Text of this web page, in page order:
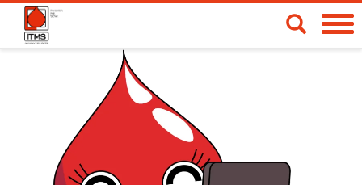
Blut- & Plasmaspende
Medizinische Produkte
Über uns